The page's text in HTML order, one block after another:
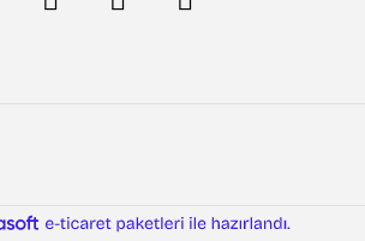
ideasoft
e-